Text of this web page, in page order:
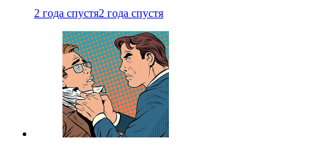
2 года спустя2 года спустя